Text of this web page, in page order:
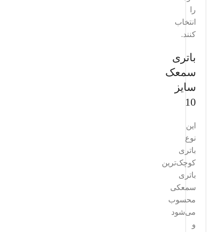
را
انتخاب
کنند.
باتری
سمعک
سایز
10
این
نوع
باتری
کوچک‌ترین
باتری
سمعکی
محسوب
می‌شود
و